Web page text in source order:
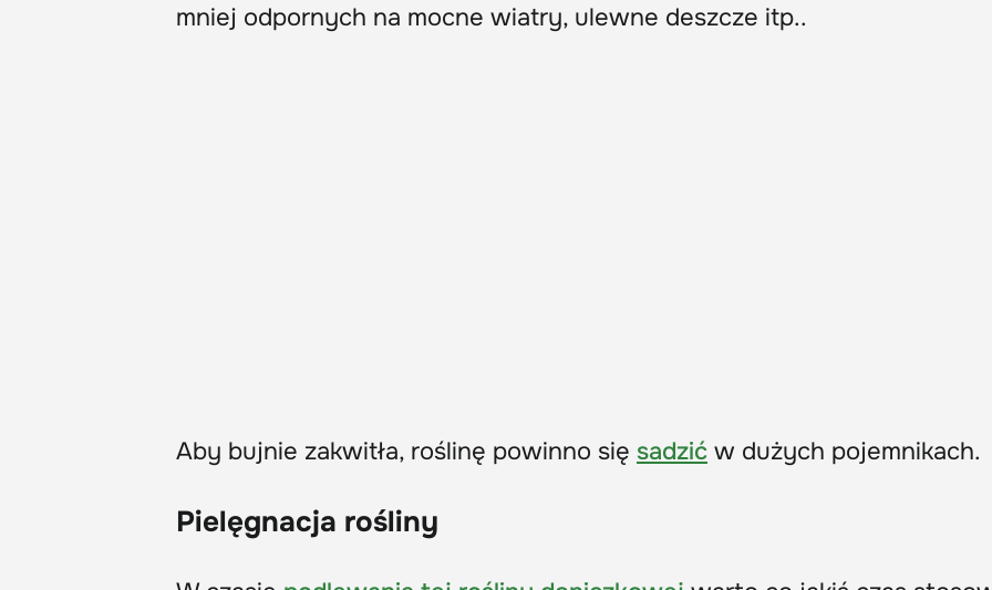
mniej odpornych na mocne wiatry, ulewne deszcze itp..
Aby bujnie zakwitła, roślinę powinno się sadzić w dużych pojemnikach.
Pielęgnacja rośliny